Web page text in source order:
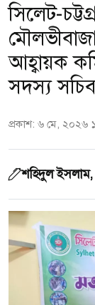
সিলেট-
আহ্বায়ক
সদস্য
প্রকাশ: ৬ মে, ২০২৬
শ‌হিদুল ইসলাম,